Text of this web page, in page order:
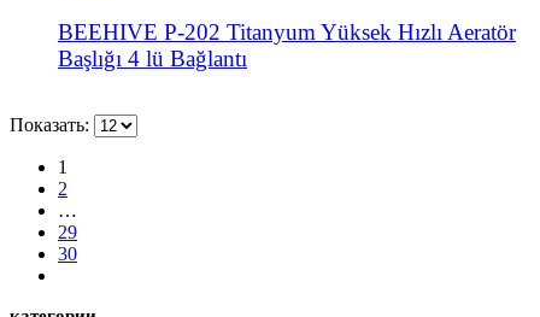
BEEHIVE P-202 Titanyum Yüksek Hızlı Aeratör
Başlığı 4 lü Bağlantı
Показать:
1
2
…
29
30